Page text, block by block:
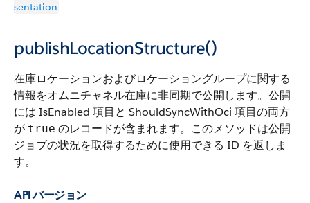
sentation
publishLocationStructure()
在庫ロケーションおよびロケーショングループに関する
情報をオムニチャネル在庫に非同期で公開します。公開
には IsEnabled 項目と ShouldSyncWithOci 項目の両方
が true のレコードが含まれます。このメソッドは公開
ジョブの状況を取得するために使用できる ID を返しま
す。
API バージョン